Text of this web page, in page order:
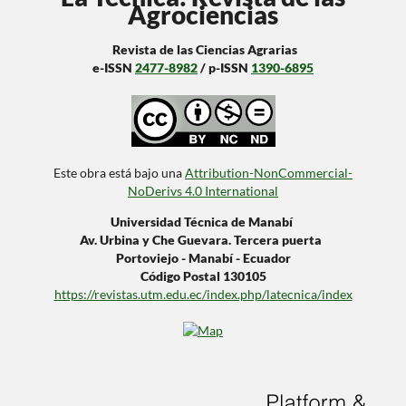
Agrociencias
Revista de las Ciencias Agrarias
e-ISSN 2477-8982/ p-ISSN 1390-6895
Este obra está bajo unaAttribution-NonCommercial-
NoDerivs 4.0 International
Universidad Técnica de Manabí
Av. Urbina y Che Guevara. Tercera puerta
Portoviejo - Manabí - Ecuador
Código Postal 130105
https://revistas.utm.edu.ec/index.php/latecnica/index